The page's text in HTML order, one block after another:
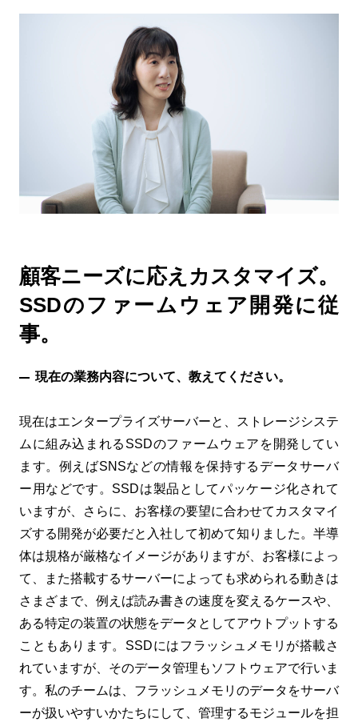
顧客ニーズに応えカスタマイズ。
SSDのファームウェア開発に従
事。
現在の業務内容について、教えてください。
現在はエンタープライズサーバーと、ストレージシステ
ムに組み込まれるSSDのファームウェアを開発してい
ます。例えばSNSなどの情報を保持するデータサーバ
ー用などです。SSDは製品としてパッケージ化されて
いますが、さらに、お客様の要望に合わせてカスタマイ
ズする開発が必要だと入社して初めて知りました。半導
体は規格が厳格なイメージがありますが、お客様によっ
て、また搭載するサーバーによっても求められる動きは
さまざまで、例えば読み書きの速度を変えるケースや、
ある特定の装置の状態をデータとしてアウトプットする
こともあります。SSDにはフラッシュメモリが搭載さ
れていますが、そのデータ管理もソフトウェアで行いま
す。私のチームは、フラッシュメモリのデータをサーバ
ーが扱いやすいかたちにして、管理するモジュールを担